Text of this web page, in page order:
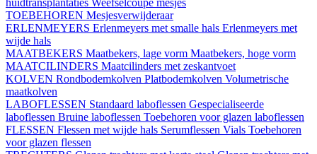
huidtransplantaties Weefselcoupe mesjes
TOEBEHOREN Mesjesverwijderaar
ERLENMEYERS Erlenmeyers met smalle hals Erlenmeyers met
wijde hals
MAATBEKERS Maatbekers, lage vorm Maatbekers, hoge vorm
MAATCILINDERS Maatcilinders met zeskantvoet
KOLVEN Rondbodemkolven Platbodemkolven Volumetrische
maatkolven
LABOFLESSEN Standaard laboflessen Gespecialiseerde
laboflessen Bruine laboflessen Toebehoren voor glazen laboflessen
FLESSEN Flessen met wijde hals Serumflessen Vials Toebehoren
voor glazen flessen